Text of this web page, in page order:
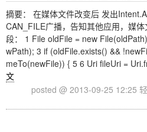
摘要： 在媒体文件改变后 发出
CAN_FILE广播，告知其他应用，媒
段： 1 File oldFile = new
wPath); 3 if (oldFile.exists() &&
meTo(newFile)) { 5 6 Uri fileUri =
文
posted @ 2013-09-25 12:25